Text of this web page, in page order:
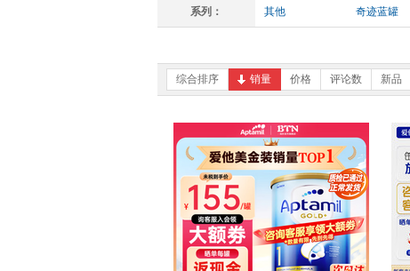
系列： 其他 奇迹蓝罐
综合排序 销量 价格 评论数 新品